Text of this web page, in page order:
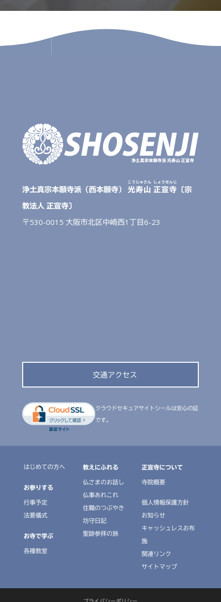
浄土真宗本願寺派（西本願寺） 光寿山
こうじゅさん
正宣寺
しょうせんじ
〔宗
教法人 正宣寺〕
〒530-0015 大阪市北区中崎西1丁目6-23
交通アクセス
クラウドセキュアサイトシールは安心の証
です。
はじめての方へ
お参りする
行事予定
法要儀式
お寺で学ぶ
各種教室
教えにふれる
仏さまのお話し
仏事あれこれ
住職のつぶやき
坊守日記
聖跡参拝の旅
正宣寺について
寺院概要
個人情報保護方針
お知らせ
キャッシュレスお布
施
関連リンク
サイトマップ